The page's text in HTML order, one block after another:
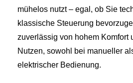
mühelos nutzt – egal, ob Sie
klassische Steuerung
zuverlässig von hohem Komfort
Nutzen, sowohl bei manueller
elektrischer Bedienung.